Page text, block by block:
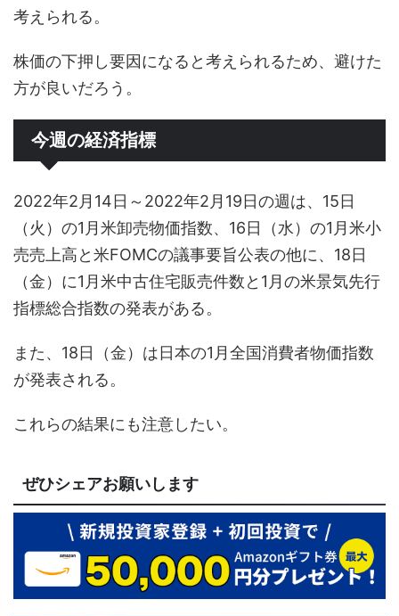
考えられる。
株価の下押し要因になると考えられるため、避けた
方が良いだろう。
今週の経済指標
2022年2月14日～2022年2月19日の週は、15日
（火）の1月米卸売物価指数、16日（水）の1月米小
売売上高と米FOMCの議事要旨公表の他に、18日
（金）に1月米中古住宅販売件数と1月の米景気先行
指標総合指数の発表がある。
また、18日（金）は日本の1月全国消費者物価指数
が発表される。
これらの結果にも注意したい。
ぜひシェアお願いします